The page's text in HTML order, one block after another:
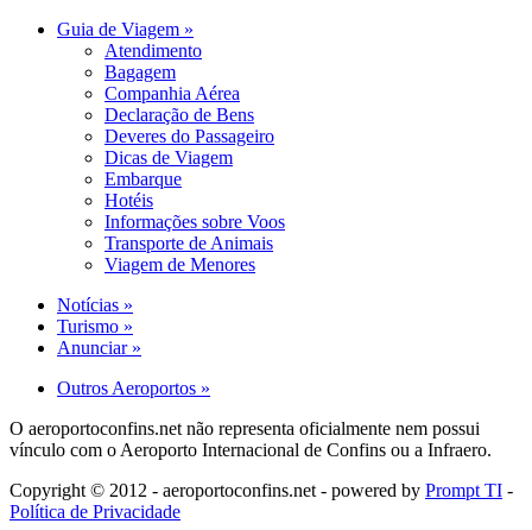
Guia de Viagem »
Atendimento
Bagagem
Companhia Aérea
Declaração de Bens
Deveres do Passageiro
Dicas de Viagem
Embarque
Hotéis
Informações sobre Voos
Transporte de Animais
Viagem de Menores
Notícias »
Turismo »
Anunciar »
Outros Aeroportos »
O aeroportoconfins.net não representa oficialmente nem possui
vínculo com o Aeroporto Internacional de Confins ou a Infraero.
Copyright © 2012 - aeroportoconfins.net - powered by Prompt TI -
Política de Privacidade